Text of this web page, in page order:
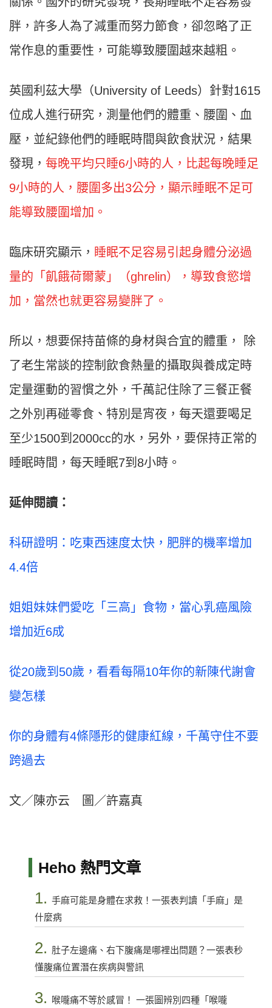
胖，許多人為了減重而努力節食，卻忽略了正
常作息的重要性，可能導致腰圍越來越粗。
英國利茲大學（University of Leeds）針對1615
位成人進行研究，測量他們的體重、腰圍、血
壓，並紀錄他們的睡眠時間與飲食狀況，結果
發現， 每晚平均只睡6小時的人，比起每晚睡足
9小時的人，腰圍多出3公分，顯示睡眠不足可
能導致腰圍增加。
臨床研究顯示， 睡眠不足容易引起身體分泌過
量的「飢餓荷爾蒙」（ghrelin），導致食慾增
加，當然也就更容易變胖了。
所以，想要保持苗條的身材與合宜的體重， 除
了老生常談的控制飲食熱量的攝取與養成定時
定量運動的習慣之外，千萬記住除了三餐正餐
之外別再碰零食、特別是宵夜，每天還要喝足
至少1500到2000cc的水，另外，要保持正常的
睡眠時間，每天睡眠7到8小時。
延伸閱讀：
科研證明：吃東西速度太快，肥胖的機率增加
4.4倍
姐姐妹妹們愛吃「三高」食物，當心乳癌風險
增加近6成
從20歲到50歲，看看每隔10年你的新陳代謝會
變怎樣
你的身體有4條隱形的健康紅線，千萬守住不要
跨過去
文／陳亦云 圖／許嘉真
Heho 熱門文章
1. 手麻可能是身體在求救！一張表判讀「手麻」是
什麼病
2. 肚子左邊痛、右下腹痛是哪裡出問題？一張表秒
懂腹痛位置潛在疾病與警訊
3.
喉嚨痛不等於感冒！ 一張圖辨別四種「喉嚨